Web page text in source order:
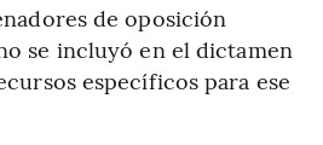
de oposición
se incluyó en el dictamen
específicos para ese